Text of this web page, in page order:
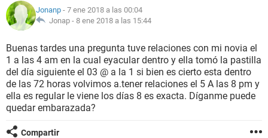
NUTRICIÓN
BIENESTAR
SEXUALIDAD
GLOSARIO
Jonanp - 7 ene 2018 a las 00:04
Jonap - 8 ene 2018 a las 15:44
Buenas tardes una pregunta tuve relaciones con mi novia el
1 a las 4 am en la cual eyacular dentro y ella tomó la pastilla
del día siguiente el 03 @ a la 1 si bien es cierto esta dentro
de las 72 horas volvimos a.tener relaciones el 5 A las 8 pm y
ella es regular le viene los días 8 es exacta. Díganme puede
quedar embarazada?
Compartir